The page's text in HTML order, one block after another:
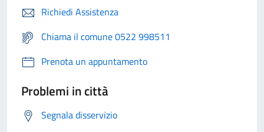
Richiedi Assistenza
Chiama il comune 0522 998511
Prenota un appuntamento
Problemi in città
Segnala disservizio